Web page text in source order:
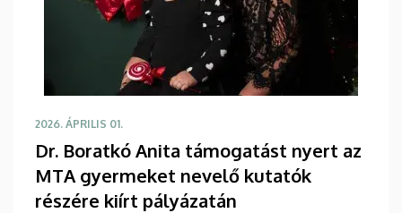
2026. ÁPRILIS 01.
Dr. Boratkó Anita támogatást nyert az
MTA gyermeket nevelő kutatók
részére kiírt pályázatán